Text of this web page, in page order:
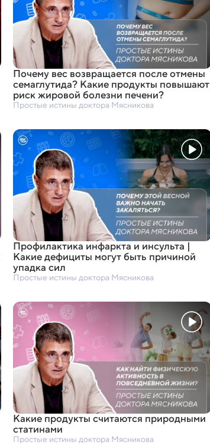
Почему вес возвращается после отмены
семаглутида? Какие продукты повышают
риск жировой болезни печени?
Простые истины доктора Мясникова
Профилактика инфаркта и инсульта |
Какие дефициты могут быть причиной
упадка сил
Простые истины доктора Мясникова
Какие продукты считаются природными
статинами
Простые истины доктора Мясникова